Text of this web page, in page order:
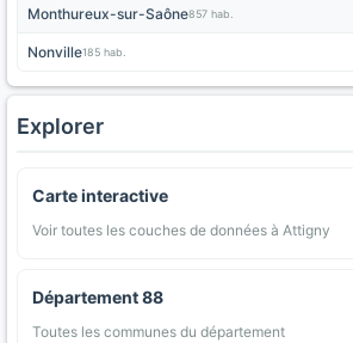
Monthureux-sur-Saône857 hab.
Nonville185 hab.
Explorer
Carte interactive
Voir toutes les couches de données à Attigny
Département 88
Toutes les communes du département